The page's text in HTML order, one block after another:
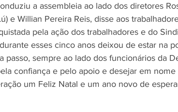
a assembleia ao lado dos diretores
e Willian Pereira Reis, disse aos
pela ação dos trabalhadores e do
esses cinco anos deixou de estar na
passo, sempre ao lado dos funcionários da
confiança e pelo apoio e desejar em
um Feliz Natal e um ano novo de